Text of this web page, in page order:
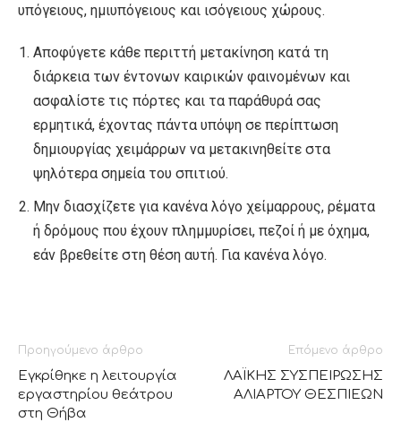
υπόγειους, ημιυπόγειους και ισόγειους χώρους.
Αποφύγετε κάθε περιττή μετακίνηση κατά τη
διάρκεια των έντονων καιρικών φαινομένων και
ασφαλίστε τις πόρτες και τα παράθυρά σας
ερμητικά, έχοντας πάντα υπόψη σε περίπτωση
δημιουργίας χειμάρρων να μετακινηθείτε στα
ψηλότερα σημεία του σπιτιού.
Μην διασχίζετε για κανένα λόγο χείμαρρους, ρέματα
ή δρόμους που έχουν πλημμυρίσει, πεζοί ή με όχημα,
εάν βρεθείτε στη θέση αυτή. Για κανένα λόγο.
Προηγούμενο άρθρο
Eγκρίθηκε η λειτουργία
εργαστηρίου θεάτρου
στη Θήβα
Επόμενο άρθρο
ΛΑΪΚΗΣ ΣΥΣΠΕΙΡΩΣΗΣ
ΑΛΙΑΡΤΟΥ ΘΕΣΠΙΕΩΝ